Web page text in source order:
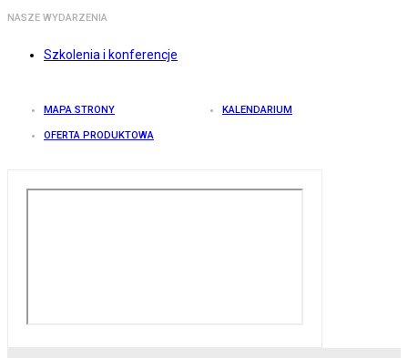
NASZE WYDARZENIA
Szkolenia i konferencje
MAPA STRONY KALENDARIUM
OFERTA PRODUKTOWA